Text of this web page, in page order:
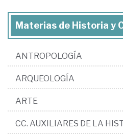
Materias de Historia y
ANTROPOLOGÍA
ARQUEOLOGÍA
ARTE
CC. AUXILIARES DE LA